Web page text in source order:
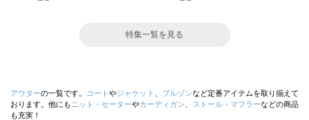
特集一覧を見る
アウターの一覧です。 コート やジャケット ブルゾンなど定番アイテムを取り揃えて
おります。他にも ニット・セーターやカーディガン ストール・マフラーなどの商品
も充実！